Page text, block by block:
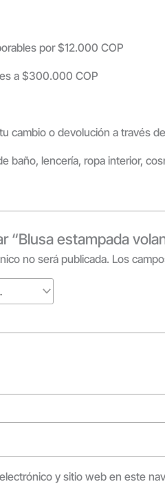
por $12.000 COP
a $300.000 COP
cambio o devolución a través
baño, lencería, ropa interior,
“Blusa estampada
no será publicada. Los
y sitio web en este